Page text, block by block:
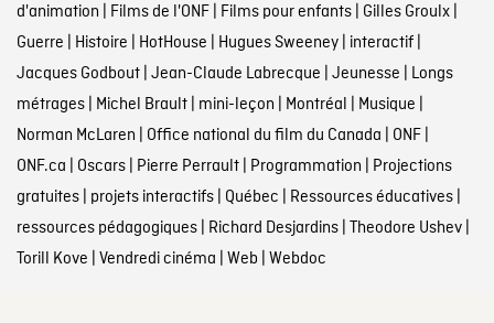
d'animation | Films de l'ONF| Films pour enfants| Gilles Groulx|
Guerre | Histoire | HotHouse | Hugues Sweeney| interactif|
Jacques Godbout| Jean-Claude Labrecque | Jeunesse | Longs
métrages| Michel Brault| mini-leçon | Montréal | Musique |
Norman McLaren | Office national du film du Canada | ONF|
ONF.ca | Oscars| Pierre Perrault| Programmation | Projections
gratuites| projets interactifs| Québec | Ressources éducatives|
ressources pédagogiques| Richard Desjardins| Theodore Ushev|
Torill Kove | Vendredi cinéma | Web | Webdoc